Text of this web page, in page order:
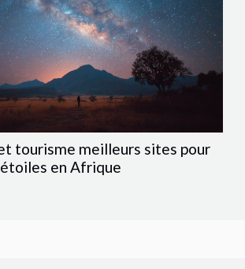
tourisme meilleurs sites pour
en Afrique